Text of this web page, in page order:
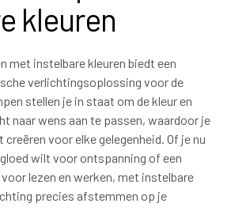
kleuren
met instelbare kleuren biedt een
verlichtingsoplossing voor de
stellen je in staat om de kleur en
naar wens aan te passen, waardoor je
voor elke gelegenheid. Of je nu
wilt voor ontspanning of een
lezen en werken, met instelbare
precies afstemmen op je